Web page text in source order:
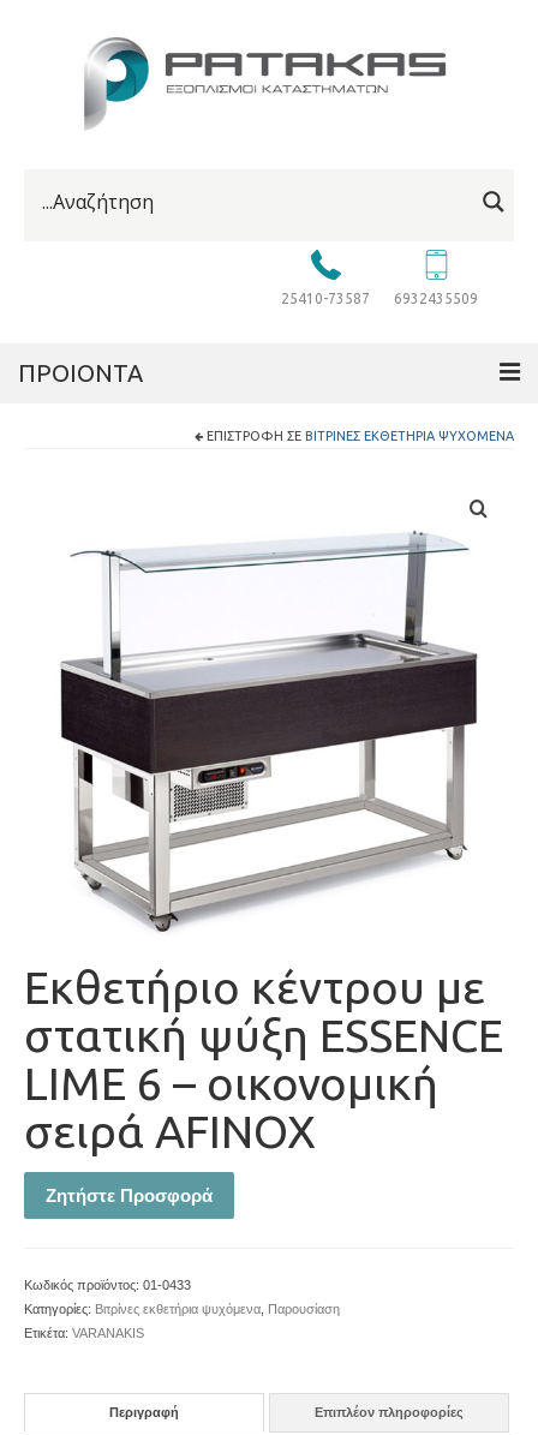
25410-73587 6932435509
ΠΡΟΙΟΝΤΑ
ΕΠΙΣΤΡΟΦΉ ΣΕ ΒΙΤΡΊΝΕΣ ΕΚΘΕΤΉΡΙΑ ΨΥΧΌΜΕΝΑ
Εκθετήριο κέντρου με
στατική ψύξη ESSENCE
LIME 6 – οικονομική
σειρά AFINOX
Ζητήστε Προσφορά
Κωδικός προϊόντος: 01-0433
Κατηγορίες: Βιτρίνες εκθετήρια ψυχόμενα Παρουσίαση
Ετικέτα: VARANAKIS
Περιγραφή Επιπλέον πληροφορίες